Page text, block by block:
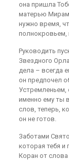
она пришла
матерью
нужно время,
полнокровьем,
Руководить
Звездного
дела – всегда
он предпочел
Устремленьем,
именно ему ты
слов, теперь,
он не готов.
Заботами
которая тебя и
Коран от слова